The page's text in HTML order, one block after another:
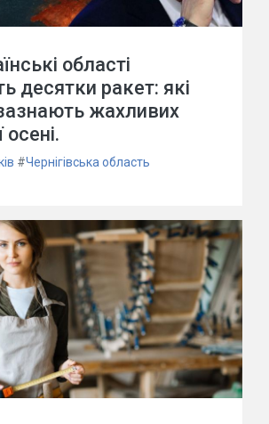
області
десятки ракет: які
жахливих
осені.
#Чернігівська область